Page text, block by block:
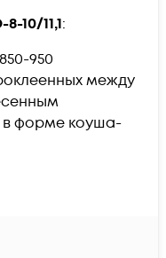
10/11,1:
950
между
форме коуша-